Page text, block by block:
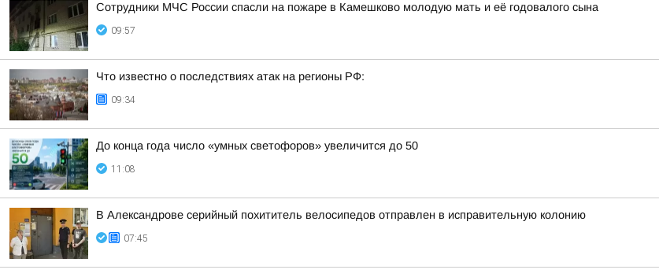
Сотрудники МЧС России спасли на пожаре в Камешково молодую мать и её годовалого сына
09:57
Что известно о последствиях атак на регионы РФ:
09:34
До конца года число «умных светофоров» увеличится до 50
11:08
В Александрове серийный похититель велосипедов отправлен в исправительную колонию
07:45